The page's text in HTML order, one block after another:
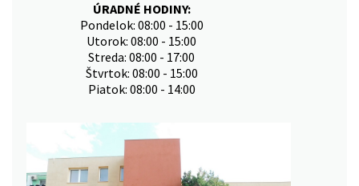
ÚRADNÉ HODINY:
Pondelok: 08:00 - 15:00
Utorok: 08:00 - 15:00
Streda: 08:00 - 17:00
Štvrtok: 08:00 - 15:00
Piatok: 08:00 - 14:00